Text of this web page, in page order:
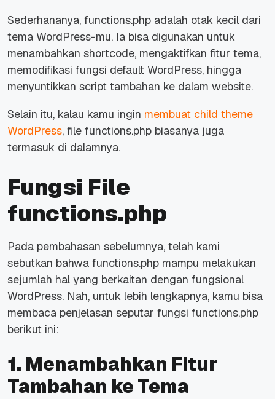
Sederhananya, functions.php adalah otak kecil dari
tema WordPress-mu. Ia bisa digunakan untuk
menambahkan shortcode, mengaktifkan fitur tema,
memodifikasi fungsi default WordPress, hingga
menyuntikkan script tambahan ke dalam website.
Selain itu, kalau kamu ingin membuat child theme
WordPress, file functions.php biasanya juga
termasuk di dalamnya.
Fungsi File
functions.php
Pada pembahasan sebelumnya, telah kami
sebutkan bahwa functions.php mampu melakukan
sejumlah hal yang berkaitan dengan fungsional
WordPress. Nah, untuk lebih lengkapnya, kamu bisa
membaca penjelasan seputar fungsi functions.php
berikut ini:
1. Menambahkan Fitur
Tambahan ke Tema